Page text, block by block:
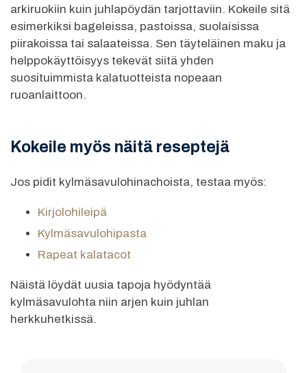
arkiruokiin kuin juhlapöydän tarjottaviin. Kokeile sitä
esimerkiksi bageleissa, pastoissa, suolaisissa
piirakoissa tai salaateissa. Sen täyteläinen maku ja
helppokäyttöisyys tekevät siitä yhden
suosituimmista kalatuotteista nopeaan
ruoanlaittoon.
Kokeile myös näitä reseptejä
Jos pidit kylmäsavulohinachoista, testaa myös:
Kirjolohileipä
Kylmäsavulohipasta
Rapeat kalatacot
Näistä löydät uusia tapoja hyödyntää
kylmäsavulohta niin arjen kuin juhlan
herkkuhetkissä.